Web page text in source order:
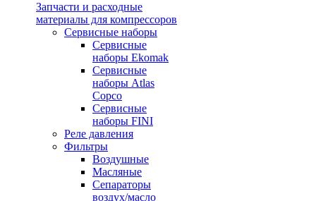
Запчасти и расходные
материалы для компрессоров
Cервисные наборы
Сервисные
наборы Ekomak
Cервисные
наборы Atlas
Copco
Сервисные
наборы FINI
Реле давления
Фильтры
Воздушные
Масляные
Сепараторы
воздух/масло